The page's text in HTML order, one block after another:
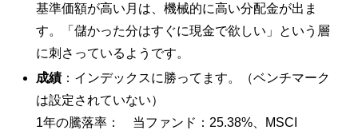
基準価額が高い月は、機械的に高い分配金が出ま
す。「儲かった分はすぐに現金で欲しい」という層
に刺さっているようです。
成績 ：インデックスに勝ってます。（ベンチマーク
は設定されていない）
1年の騰落率： 当ファンド：25.38%、MSCI